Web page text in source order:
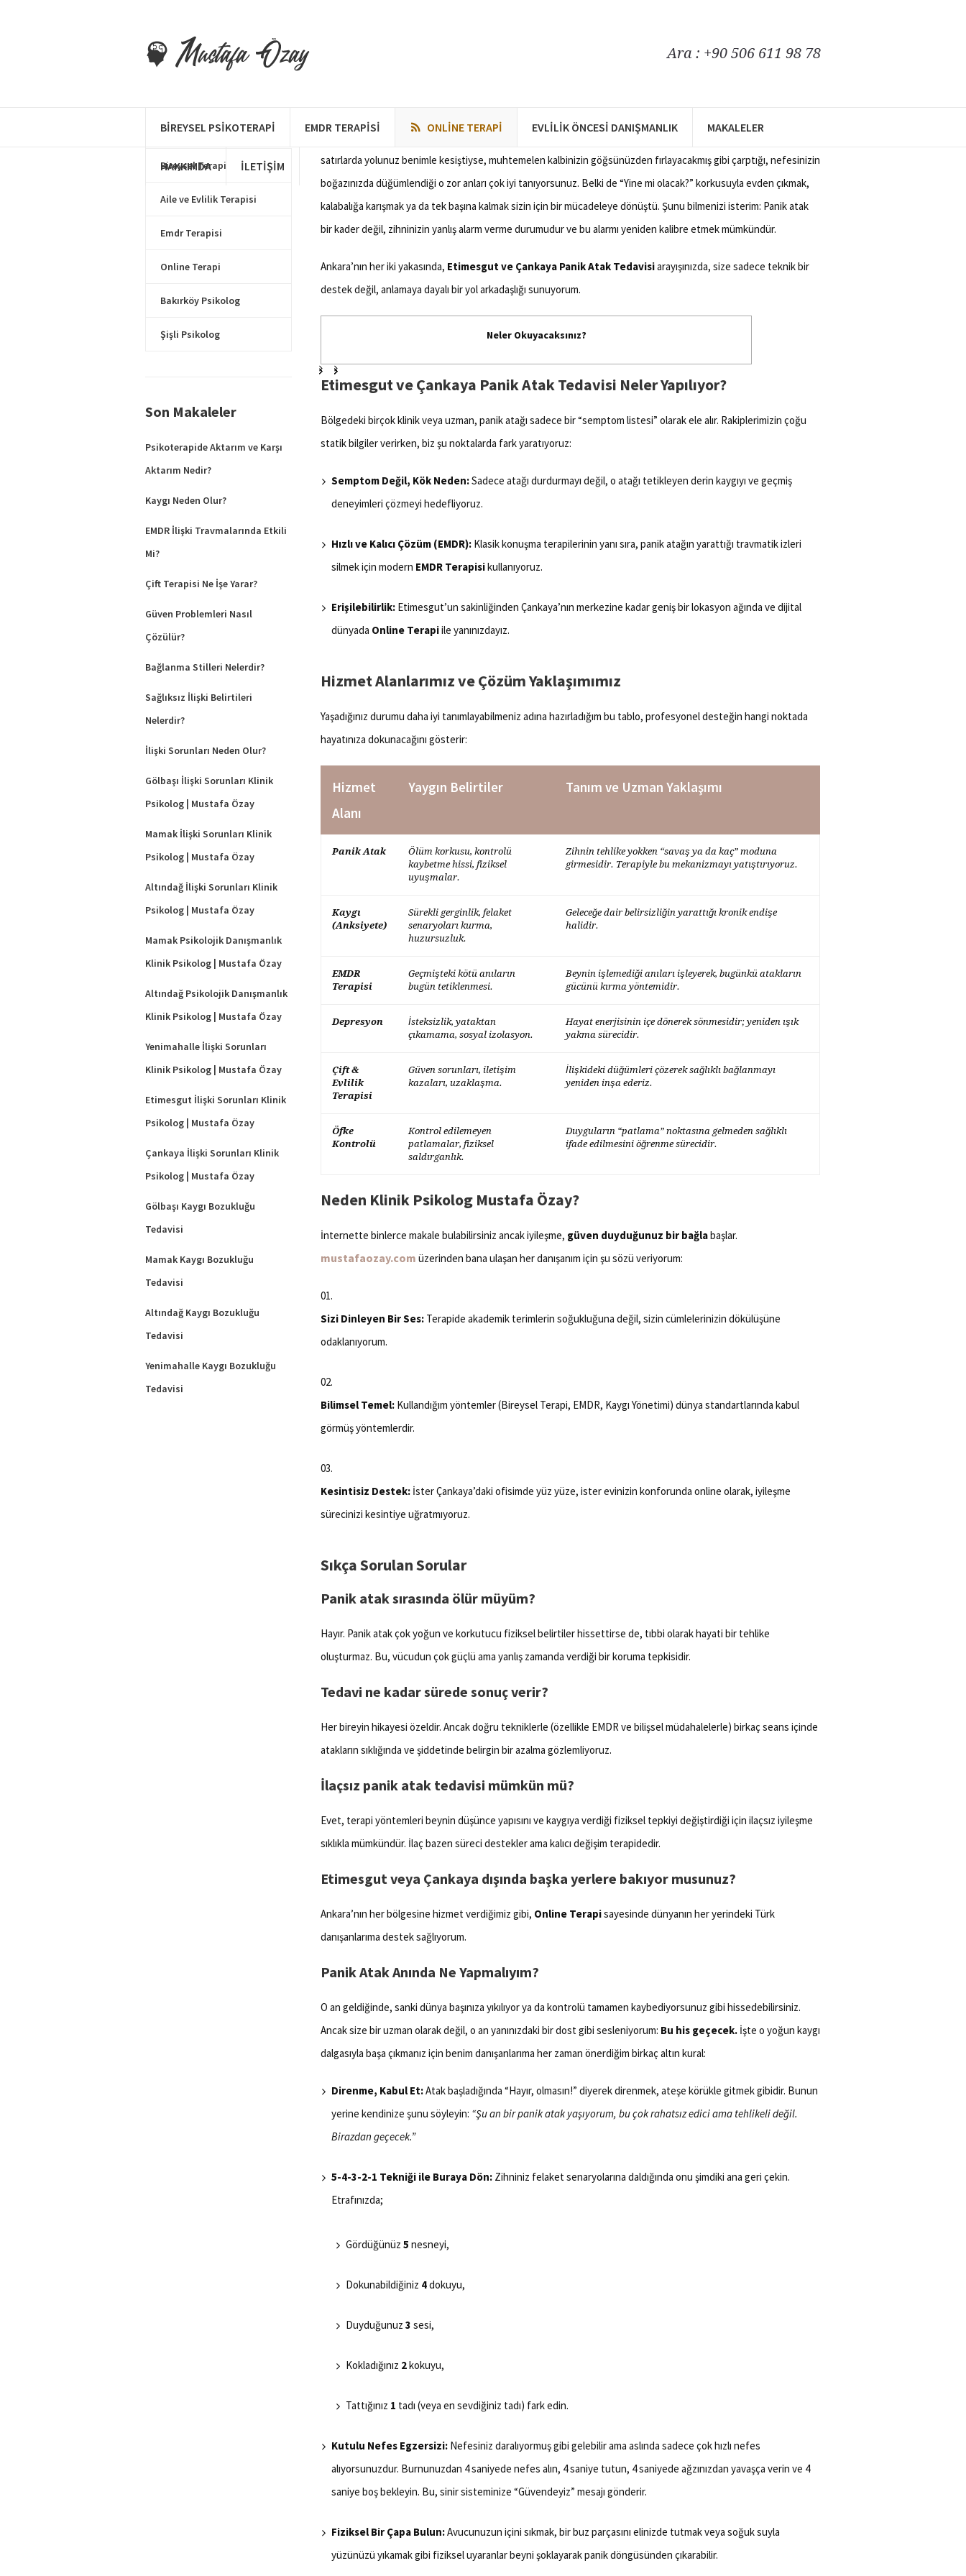
Ara : +90 506 611 98 78
BIREYSEL PSIKOTERAPI EMDR TERAPISI ONLINE TERAPI EVLILIK ÖNCESI DANIŞMANLIK MAKALELER
HAKKIMDA İLETIŞIM
piskolog
Etimesgut ve Çankaya Panik Atak Tedavisi: Merhaba, ben Klinik Psikolog Mustafa Özay
satırlarda yolunuz benimle kesiştiyse, muhtemelen kalbinizin göğsünüzden fırlayacakmış gibi çarptığı, nefesinizin
boğazınızda düğümlendiği o zor anları çok iyi tanıyorsunuz. Belki de “Yine mi olacak?” korkusuyla evden çıkmak,
kalabalığa karışmak ya da tek başına kalmak sizin için bir mücadeleye dönüştü. Şunu bilmenizi isterim: Panik atak
bir kader değil, zihninizin yanlış alarm verme durumudur ve bu alarmı yeniden kalibre etmek mümkündür.
Ankara’nın her iki yakasında, Etimesgut ve Çankaya Panik Atak Tedavisiarayışınızda, size sadece teknik bir
destek değil, anlamaya dayalı bir yol arkadaşlığı sunuyorum.
Neler Okuyacaksınız?
Etimesgut ve Çankaya Panik Atak Tedavisi Neler Yapılıyor?
Bölgedeki birçok klinik veya uzman, panik atağı sadece bir “semptom listesi” olarak ele alır. Rakiplerimizin çoğu
statik bilgiler verirken, biz şu noktalarda fark yaratıyoruz:
Semptom Değil, Kök Neden:Sadece atağı durdurmayı değil, o atağı tetikleyen derin kaygıyı ve geçmiş
deneyimleri çözmeyi hedefliyoruz.
Hızlı ve Kalıcı Çözüm (EMDR): Klasik konuşma terapilerinin yanı sıra, panik atağın yarattığı travmatik izleri
silmek için modern EMDR Terapisikullanıyoruz.
Erişilebilirlik: Etimesgut’un sakinliğinden Çankaya’nın merkezine kadar geniş bir lokasyon ağında ve dijital
dünyada Online Terapiile yanınızdayız.
Hizmet Alanlarımız ve Çözüm Yaklaşımımız
Yaşadığınız durumu daha iyi tanımlayabilmeniz adına hazırladığım bu tablo, profesyonel desteğin hangi noktada
hayatınıza dokunacağını gösterir:
Hizmet
Alanı
Yaygın Belirtiler Tanım ve Uzman Yaklaşımı
Panik Atak
Ölüm korkusu, kontrolü
kaybetme hissi, fiziksel
uyuşmalar.
Zihnin tehlike yokken “savaş ya da kaç” moduna
girmesidir. Terapiyle bu mekanizmayı yatıştırıyoruz.
Kaygı
(Anksiyete)
Sürekli gerginlik, felaket
senaryoları kurma,
huzursuzluk.
Geleceğe dair belirsizliğin yarattığı kronik endişe
halidir.
EMDR
Terapisi
Geçmişteki kötü anıların
bugün tetiklenmesi.
Beynin işlemediği anıları işleyerek, bugünkü atakların
gücünü kırma yöntemidir.
Depresyon
İsteksizlik, yataktan
çıkamama, sosyal izolasyon.
Hayat enerjisinin içe dönerek sönmesidir; yeniden ışık
yakma sürecidir.
Çift &
Evlilik
Terapisi
Güven sorunları, iletişim
kazaları, uzaklaşma.
İlişkideki düğümleri çözerek sağlıklı bağlanmayı
yeniden inşa ederiz.
Öfke
Kontrolü
Kontrol edilemeyen
patlamalar, fiziksel
saldırganlık.
Duyguların “patlama” noktasına gelmeden sağlıklı
ifade edilmesini öğrenme sürecidir.
Neden Klinik Psikolog Mustafa Özay?
İnternette binlerce makale bulabilirsiniz ancak iyileşme, güven duyduğunuz bir bağlabaşlar.
mustafaozay.com üzerinden bana ulaşan her danışanım için şu sözü veriyorum:
Sizi Dinleyen Bir Ses: Terapide akademik terimlerin soğukluğuna değil, sizin cümlelerinizin dökülüşüne
odaklanıyorum.
Bilimsel Temel: Kullandığım yöntemler (Bireysel Terapi, EMDR, Kaygı Yönetimi) dünya standartlarında kabul
görmüş yöntemlerdir.
Kesintisiz Destek: İster Çankaya’daki ofisimde yüz yüze, ister evinizin konforunda online olarak, iyileşme
sürecinizi kesintiye uğratmıyoruz.
Sıkça Sorulan Sorular
Panik atak sırasında ölür müyüm?
Hayır. Panik atak çok yoğun ve korkutucu fiziksel belirtiler hissettirse de, tıbbi olarak hayati bir tehlike
oluşturmaz. Bu, vücudun çok güçlü ama yanlış zamanda verdiği bir koruma tepkisidir.
Tedavi ne kadar sürede sonuç verir?
Her bireyin hikayesi özeldir. Ancak doğru tekniklerle (özellikle EMDR ve bilişsel müdahalelerle) birkaç seans içinde
atakların sıklığında ve şiddetinde belirgin bir azalma gözlemliyoruz.
İlaçsız panik atak tedavisi mümkün mü?
Evet, terapi yöntemleri beynin düşünce yapısını ve kaygıya verdiği fiziksel tepkiyi değiştirdiği için ilaçsız iyileşme
sıklıkla mümkündür. İlaç bazen süreci destekler ama kalıcı değişim terapidedir.
Etimesgut veya Çankaya dışında başka yerlere bakıyor musunuz?
Ankara’nın her bölgesine hizmet verdiğimiz gibi, Online Terapisayesinde dünyanın her yerindeki Türk
danışanlarıma destek sağlıyorum.
Panik Atak Anında Ne Yapmalıyım?
O an geldiğinde, sanki dünya başınıza yıkılıyor ya da kontrolü tamamen kaybediyorsunuz gibi hissedebilirsiniz.
Ancak size bir uzman olarak değil, o an yanınızdaki bir dost gibi sesleniyorum: Bu his geçecek. İşte o yoğun kaygı
dalgasıyla başa çıkmanız için benim danışanlarıma her zaman önerdiğim birkaç altın kural:
Direnme, Kabul Et:Atak başladığında “Hayır, olmasın!” diyerek direnmek, ateşe körükle gitmek gibidir. Bunun
yerine kendinize şunu söyleyin: “Şu an bir panik atak yaşıyorum, bu çok rahatsız edici ama tehlikeli değil.
Birazdan geçecek.”
5-4-3-2-1 Tekniği ile Buraya Dön: Zihniniz felaket senaryolarına daldığında onu şimdiki ana geri çekin.
Etrafınızda;
Gördüğünüz5 nesneyi,
Dokunabildiğiniz 4dokuyu,
Duyduğunuz3 sesi,
Kokladığınız 2kokuyu,
Tattığınız 1 tadı (veya en sevdiğiniz tadı) fark edin.
Kutulu Nefes Egzersizi: Nefesiniz daralıyormuş gibi gelebilir ama aslında sadece çok hızlı nefes
alıyorsunuzdur. Burnunuzdan 4 saniyede nefes alın, 4 saniye tutun, 4 saniyede ağzınızdan yavaşça verin ve 4
saniye boş bekleyin. Bu, sinir sisteminize “Güvendeyiz” mesajı gönderir.
Fiziksel Bir Çapa Bulun:Avucunuzun içini sıkmak, bir buz parçasını elinizde tutmak veya soğuk suyla
yüzünüzü yıkamak gibi fiziksel uyaranlar beyni şoklayarak panik döngüsünden çıkarabilir.
Makale Kategorileri
Bireysel Terapi
Aile ve Evlilik Terapisi
Emdr Terapisi
Online Terapi
Bakırköy Psikolog
Şişli Psikolog
Son Makaleler
Psikoterapide Aktarım ve Karşı
Aktarım Nedir?
Kaygı Neden Olur?
EMDR İlişki Travmalarında Etkili
Mi?
Çift Terapisi Ne İşe Yarar?
Güven Problemleri Nasıl
Çözülür?
Bağlanma Stilleri Nelerdir?
Sağlıksız İlişki Belirtileri
Nelerdir?
İlişki Sorunları Neden Olur?
Gölbaşı İlişki Sorunları Klinik
Psikolog | Mustafa Özay
Mamak İlişki Sorunları Klinik
Psikolog | Mustafa Özay
Altındağ İlişki Sorunları Klinik
Psikolog | Mustafa Özay
Mamak Psikolojik Danışmanlık
Klinik Psikolog | Mustafa Özay
Altındağ Psikolojik Danışmanlık
Klinik Psikolog | Mustafa Özay
Yenimahalle İlişki Sorunları
Klinik Psikolog | Mustafa Özay
Etimesgut İlişki Sorunları Klinik
Psikolog | Mustafa Özay
Çankaya İlişki Sorunları Klinik
Psikolog | Mustafa Özay
Gölbaşı Kaygı Bozukluğu
Tedavisi
Mamak Kaygı Bozukluğu
Tedavisi
Altındağ Kaygı Bozukluğu
Tedavisi
Yenimahalle Kaygı Bozukluğu
Tedavisi